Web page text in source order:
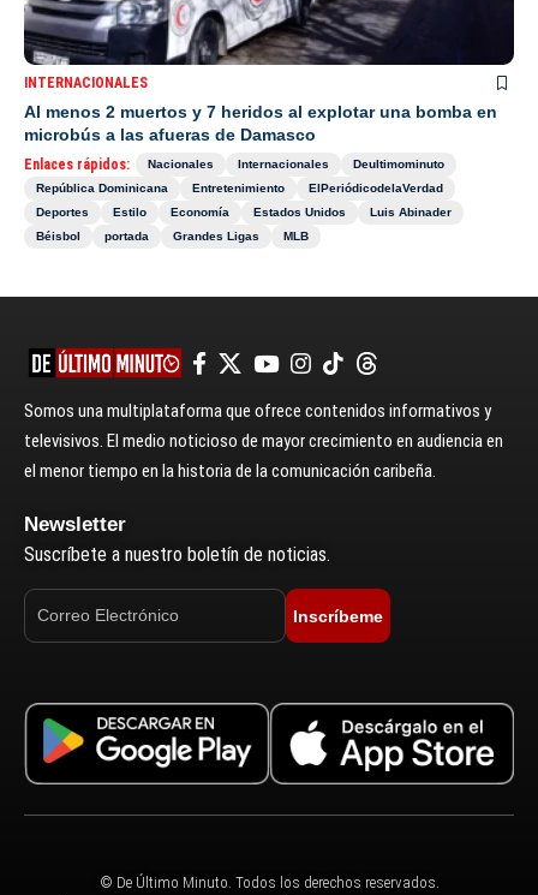
INTERNACIONALES
Al menos 2 muertos y 7 heridos al explotar una bomba en
microbús a las afueras de Damasco
Enlaces rápidos: Nacionales Internacionales
Deultimominuto
República Dominicana
Entretenimiento
ElPeriódicodelaVerdad
Deportes
Estilo Economía Estados Unidos
Luis Abinader
Béisbol
portada Grandes Ligas MLB
Somos una multiplataforma que ofrece contenidos informativos y
televisivos. El medio noticioso de mayor crecimiento en audiencia en
el menor tiempo en la historia de la comunicación caribeña.
Newsletter
Suscríbete a nuestro boletín de noticias.
Inscríbeme
© De Último Minuto. Todos los derechos reservados.